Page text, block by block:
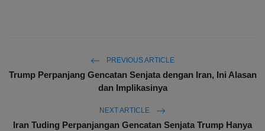
PREVIOUS ARTICLE
Trump Perpanjang Gencatan Senjata dengan Iran, Ini Alasan
dan Implikasinya
NEXT ARTICLE
Iran Tuding Perpanjangan Gencatan Senjata Trump Hanya